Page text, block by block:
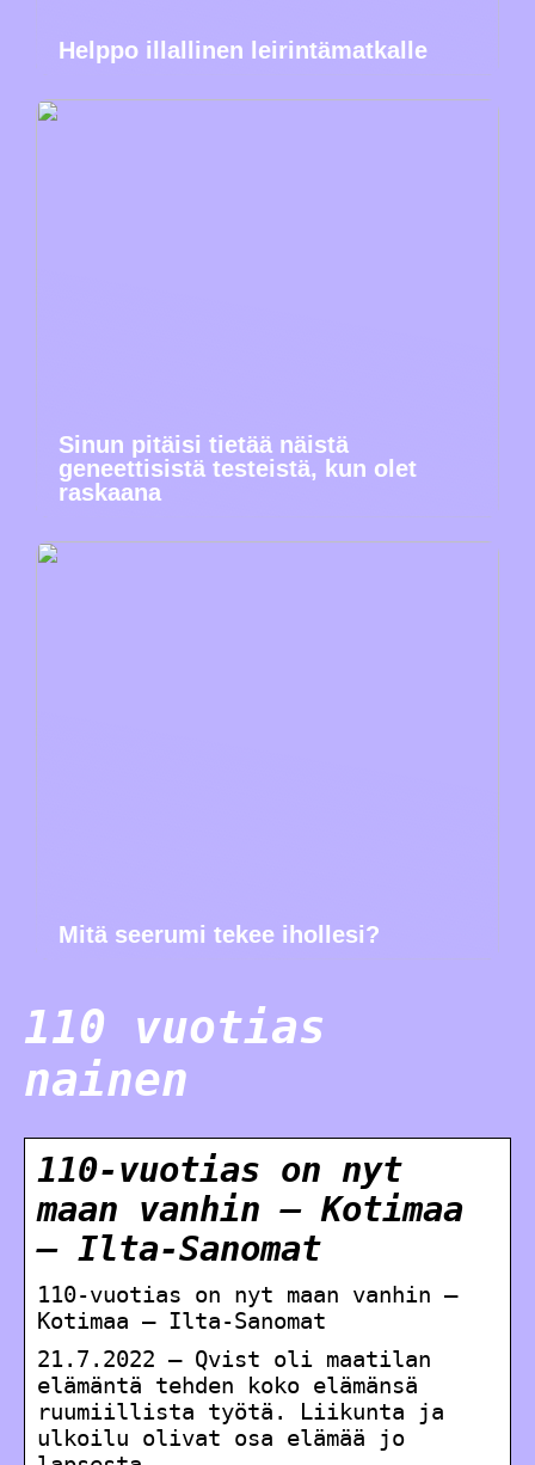
Helppo illallinen leirintämatkalle
Sinun pitäisi tietää näistä
geneettisistä testeistä, kun olet
raskaana
Mitä seerumi tekee ihollesi?
110 vuotias
nainen
110-vuotias on nyt
maan vanhin – Kotimaa
– Ilta-Sanomat
110-vuotias on nyt maan vanhin –
Kotimaa – Ilta-Sanomat
21.7.2022 — Qvist oli maatilan
elämäntä tehden koko elämänsä
ruumiillista työtä. Liikunta ja
ulkoilu olivat osa elämää jo